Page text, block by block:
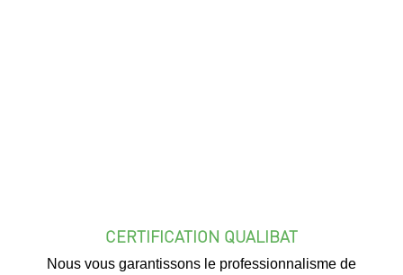
CERTIFICATION QUALIBAT
Nous vous garantissons le professionnalisme de